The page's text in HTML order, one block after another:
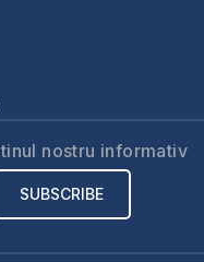
nostru informativ